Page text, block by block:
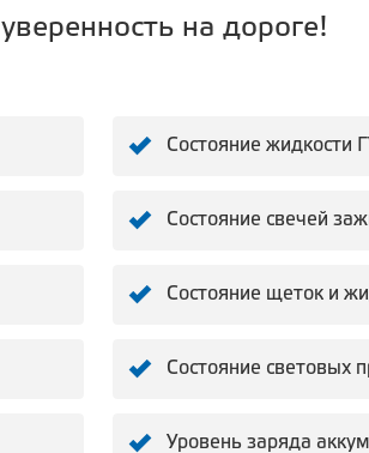
на дороге!
Состояние жидкости
Состояние свечей
Состояние щеток и
Состояние световых
Уровень заряда